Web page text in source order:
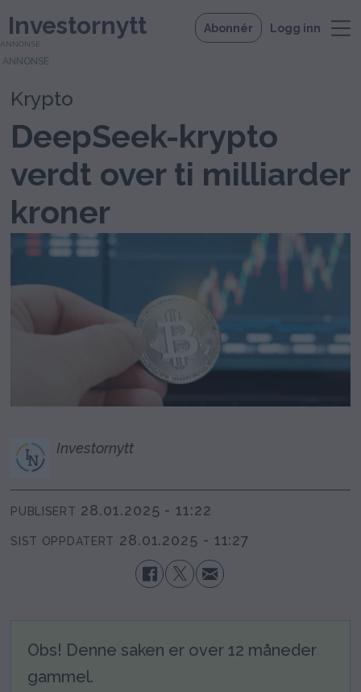
Investornytt Abonnér Logg inn
ANNONSE
Krypto
DeepSeek-krypto
verdt over ti milliarder
kroner
Investornytt
PUBLISERT 28.01.2025 - 11:22
SIST OPPDATERT 28.01.2025 - 11:27
Obs! Denne saken er over 12 måneder
gammel.